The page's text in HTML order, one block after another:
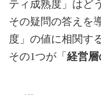
ティ成熟度」はど
その疑問の答えを
度」の値に相関す
その1つが「 経営層